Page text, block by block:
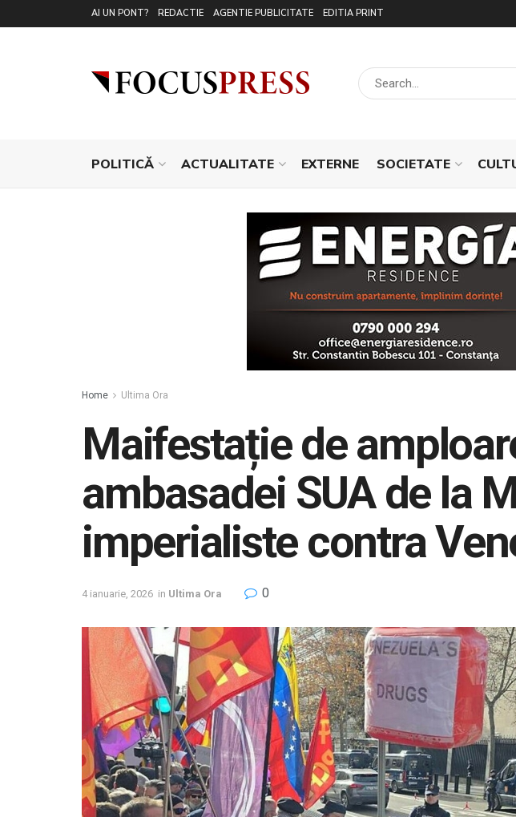
AI UN PONT? REDACTIE AGENTIE PUBLICITATE EDITIA PRINT
POLITICĂ ACTUALITATE EXTERNE SOCIETATE
Home Ultima Ora
Maifestație de
ambasadei SUA de la
imperialiste contra
4 ianuarie, 2026 in Ultima Ora 0